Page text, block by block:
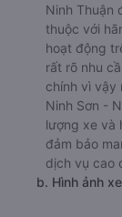
Ninh Thuận
thuộc với
hoạt động
rất rõ nhu
chính vì vậy
Ninh Sơn -
lượng xe và
đảm bảo
dịch vụ cao
b. Hình ảnh